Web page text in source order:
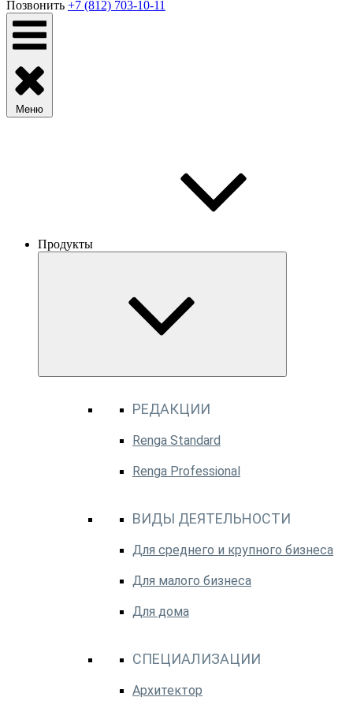
Позвонить +7 (812) 703-10-11
Меню
Продукты
РЕДАКЦИИ
Renga Standard
Renga Professional
ВИДЫ ДЕЯТЕЛЬНОСТИ
Для среднего и крупного бизнеса
Для малого бизнеса
Для дома
СПЕЦИАЛИЗАЦИИ
Архитектор